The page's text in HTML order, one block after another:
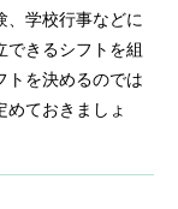
、学校行事などに
できるシフトを組
トを決めるのでは
めておきましょ